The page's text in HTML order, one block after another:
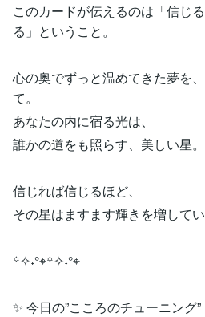
このカードが伝えるのは「信じ
る」ということ。
心の奥でずっと温めてきた夢を
て。
あなたの内に宿る光は、
誰かの道をも照らす、美しい星。
信じれば信じるほど、
その星はますます輝きを増してい
꙳✧˖°⌖꙳✧˖°⌖
✨ 今日の”こころのチューニング”